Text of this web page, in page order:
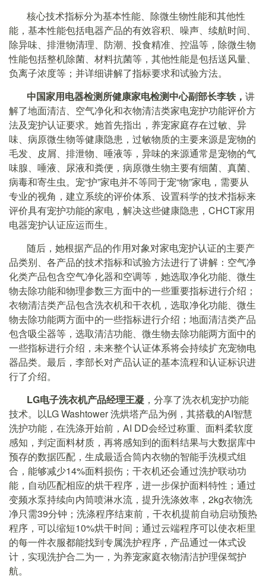
核心技术指标分为基本性能、除微生物性能和其他性
能，基本性能包括电器产品的有效容积、噪声、续航时间、
除异味、排泄物清理、防潮、投食精准、控温等，除微生物
性能包括整机除菌、材料抗菌等，其他性能是包括送风量、
负离子浓度等；并详细讲解了指标要求和试验方法。
中国家用电器检测所健康家电检测中心副部长李轶， 讲
解了地面清洁、空气净化和衣物清洁类家电宠护功能评价方
法及宠护认证要求。她首先指出，养宠家庭存在过敏、异
味、病原微生物等健康隐患，过敏物质的主要来源是宠物的
毛发、皮屑、排泄物、唾液等，异味的来源通常是宠物的气
味腺、唾液、尿液和粪便，病原微生物主要有细菌、真菌、
病毒和寄生虫。宠“护”家电并不等同于宠“物”家电，需要从
专业的视角，建立系统的评价体系、设置科学的技术指标来
评价具有宠护功能的家电，解决这些健康隐患，CHCT家用
电器宠护认证应运而生。
随后，她根据产品的作用对象对家电宠护认证的主要产
品类别、各产品的技术指标和试验方法进行了讲解：空气净
化类产品包含空气净化器和空调等，她选取净化功能、微生
物去除功能和物理参数三方面中的一些重要指标进行介绍；
衣物清洁类产品包含洗衣机和干衣机，选取净化功能、微生
物去除功能两方面中的一些指标进行介绍；地面清洁类产品
包含吸尘器等，选取清洁功能、微生物去除功能两方面中的
一些指标进行介绍，未来整个认证体系将会持续扩充宠物电
器品类。最后，李部长对产品认证的基本流程和认证标识进
行了介绍。
LG电子洗衣机产品经理王凝 ，分享了洗衣机宠护功能
技术。以LG Washtower 洗烘塔产品为例，其搭载的AI智慧
洗护功能，在洗涤开始前，AI DD会经过称重、面料柔软度
感知，判定面料材质，再将感知到的面料结果与大数据库中
预存的数据匹配，生成最适合筒内衣物的智能手洗模式组
合，能够减少14%面料损伤；干衣机还会通过洗护联动功
能，自动匹配相应的烘干程序，进一步保护面料特性；通过
变频水泵持续向内筒喷淋水流，提升洗涤效率，2kg衣物洗
净只需39分钟；洗涤程序结束前，干衣机提前自动启动预热
程序，可以缩短10%烘干时间；通过云端程序可以使衣柜里
的每一件衣服都能找到专属洗护程序，产品通过一体式设
计，实现洗护合二为一，为养宠家庭衣物清洁护理保驾护
航。